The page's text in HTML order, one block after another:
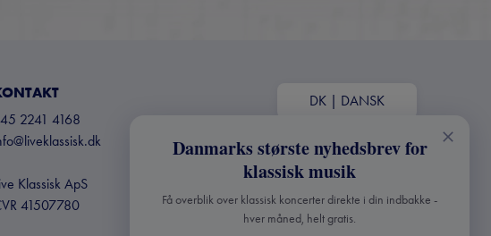
2241 4168
Klassisk ApS
41507780
DK | DANSK
Danmarks største nyhedsbrev for
klassisk musik
Få overblik over klassisk koncerter direkte i din indbakke -
hver måned, helt gratis.